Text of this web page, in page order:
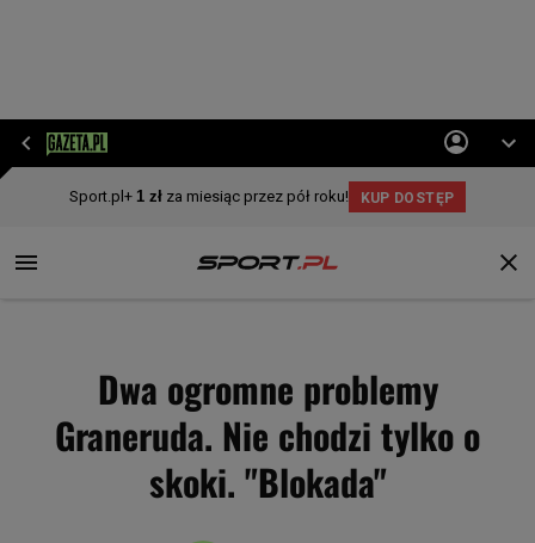
Dwa ogromne problemy
Graneruda. Nie chodzi tylko o
skoki. "Blokada"